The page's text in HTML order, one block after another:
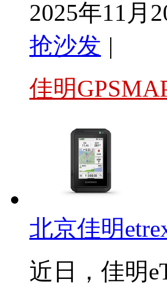
2025年11月
抢沙发 |
佳明
北京佳明
近日，佳明